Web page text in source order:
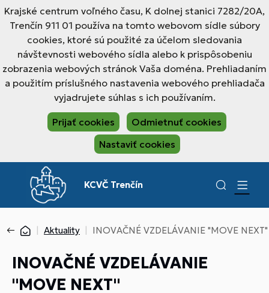
Krajské centrum voľného času, K dolnej stanici 7282/20A,
Trenčín 911 01 používa na tomto webovom sídle súbory
cookies, ktoré sú použité za účelom sledovania
návštevnosti webového sídla alebo k prispôsobeniu
zobrazenia webových stránok Vaša doména. Prehliadaním
a použitím príslušného nastavenia webového prehliadača
vyjadrujete súhlas s ich používaním.
Prijať cookies
Odmietnuť cookies
Nastaviť cookies
KCVČ Trenčín
Aktuality INOVAČNÉ VZDELÁVANIE "MOVE NEXT"
INOVAČNÉ VZDELÁVANIE
"MOVE NEXT"